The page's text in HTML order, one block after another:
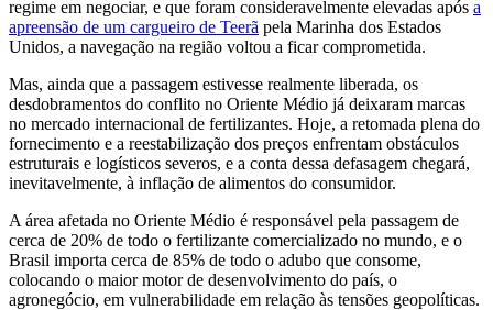
regime em negociar, e que foram consideravelmente elevadas após a
apreensão de um cargueiro de Teerã pela Marinha dos Estados
Unidos, a navegação na região voltou a ficar comprometida.
Mas, ainda que a passagem estivesse realmente liberada, os
desdobramentos do conflito no Oriente Médio já deixaram marcas
no mercado internacional de fertilizantes. Hoje, a retomada plena do
fornecimento e a reestabilização dos preços enfrentam obstáculos
estruturais e logísticos severos, e a conta dessa defasagem chegará,
inevitavelmente, à inflação de alimentos do consumidor.
A área afetada no Oriente Médio é responsável pela passagem de
cerca de 20% de todo o fertilizante comercializado no mundo, e o
Brasil importa cerca de 85% de todo o adubo que consome,
colocando o maior motor de desenvolvimento do país, o
agronegócio, em vulnerabilidade em relação às tensões geopolíticas.